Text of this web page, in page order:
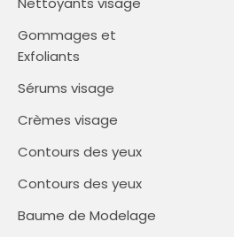
Gommages et
Exfoliants
Sérums visage
Crèmes visage
Contours des yeux
Contours des yeux
Baume de Modelage